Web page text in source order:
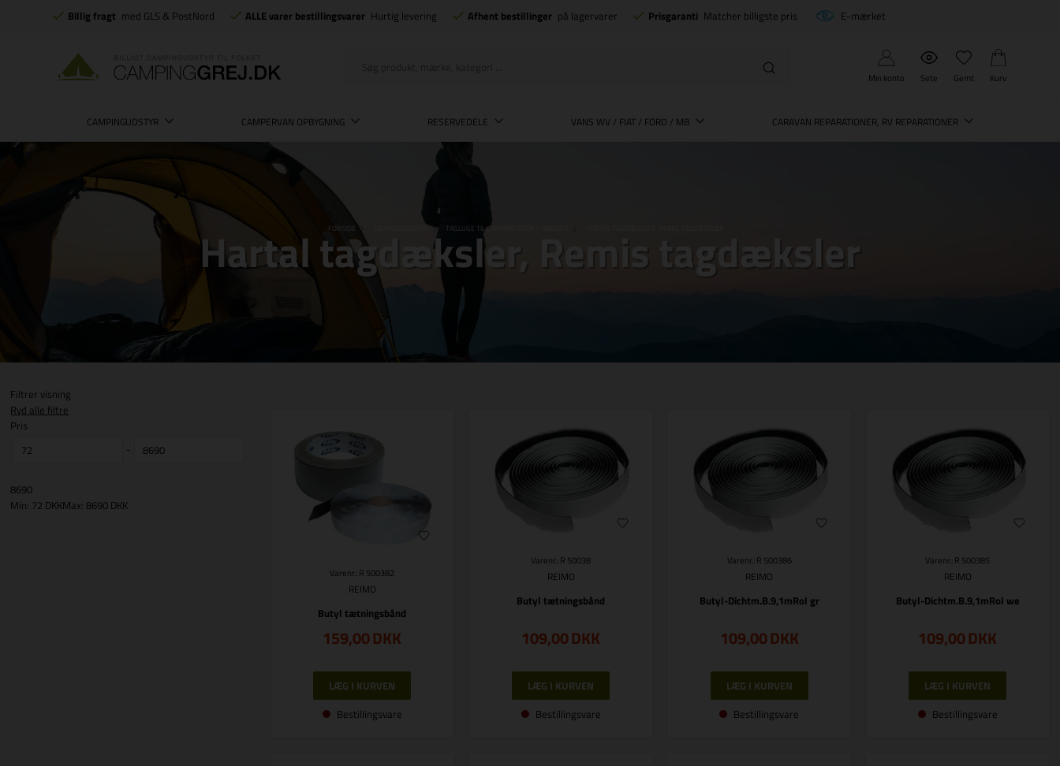
Billig fragt med GLS & PostNord ALLE varer bestillingsvarer Hurtig levering Afhent bestillinger på lagervarer Prisgaranti Matcher billigste pris E-mærket
Min konto Sete Gemt Kurv
CAMPINGUDSTYR CAMPERVAN OPBYGNING RESERVEDELE VANS WV / FIAT / FORD / MB CARAVAN REPARATIONER, RV REPARATIONER
FORSIDE CAMPINGUDSTYR TAGLUGE TIL CAMPINGVOGN / VINDUER
Hartal tagdæksler, Remis tagdæksler
Filtrer visning
Ryd alle filtre
Pris
-
8690
Min: 72 DKKMax: 8690 DKK
Varenr.: R 500382
REIMO
Butyl tætningsbånd
159,00DKK
Bestillingsvare
Varenr.: R 50038
REIMO
Butyl tætningsbånd
109,00DKK
Bestillingsvare
Varenr.: R 500386
REIMO
Butyl-Dichtm.B.9,1mRol gr
109,00DKK
Bestillingsvare
Varenr.: R 500385
REIMO
Butyl-Dichtm.B.9,1mRol we
109,00DKK
Bestillingsvare